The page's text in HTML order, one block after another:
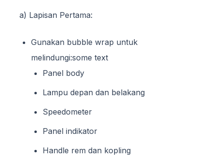
a) Lapisan Pertama:
Gunakan bubble wrap untuk
melindungi:some text
Panel body
Lampu depan dan belakang
Speedometer
Panel indikator
Handle rem dan kopling